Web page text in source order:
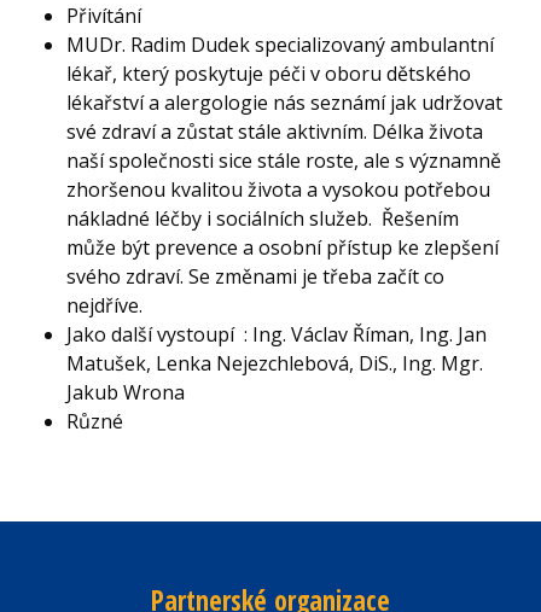
Přivítání
MUDr. Radim Dudek specializovaný ambulantní
lékař, který poskytuje péči v oboru dětského
lékařství a alergologie nás seznámí jak udržovat
své zdraví a zůstat stále aktivním. Délka života
naší společnosti sice stále roste, ale s významně
zhoršenou kvalitou života a vysokou potřebou
nákladné léčby i sociálních služeb. Řešením
může být prevence a osobní přístup ke zlepšení
svého zdraví. Se změnami je třeba začít co
nejdříve.
Jako další vystoupí : Ing. Václav Říman, Ing. Jan
Matušek, Lenka Nejezchlebová, DiS., Ing. Mgr.
Jakub Wrona
Různé
Partnerské organizace